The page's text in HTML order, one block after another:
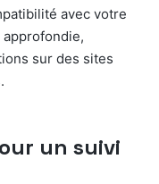
avec votre
approfondie,
sur des sites
un suivi